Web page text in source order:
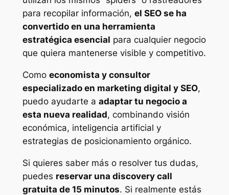
para recopilar información, el SEO se ha
convertido en una herramienta
estratégica esencial para cualquier negocio
que quiera mantenerse visible y competitivo.
Como economista y consultor
especializado en marketing digital y SEO,
puedo ayudarte a adaptar tu negocio a
esta nueva realidad, combinando visión
económica, inteligencia artificial y
estrategias de posicionamiento orgánico.
Si quieres saber más o resolver tus dudas,
puedes reservar una discovery call
gratuita de 15 minutos. Si realmente estás